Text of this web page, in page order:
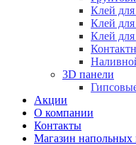
Клей
Клей
Клей для
3D панели
Акции
О компании
Контакты
Магазин напольных